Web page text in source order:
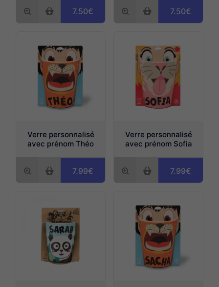
7.50€ 7.50€
Verre personnalisé
avec prénom Théo
7.99€
Verre personnalisé
avec prénom Sofia
7.99€